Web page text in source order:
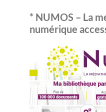
* NUMOS – La
numérique